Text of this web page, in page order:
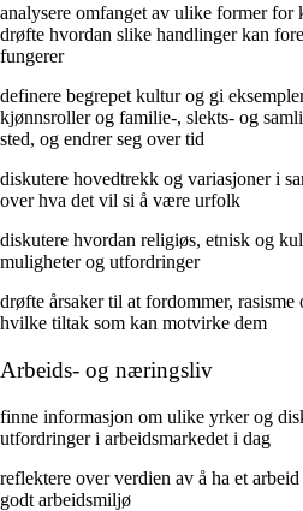
analysere omfanget av ulike former
drøfte hvordan slike handlinger kan
fungerer
definere begrepet kultur og gi
kjønnsroller og familie-, slekts- og
sted, og endrer seg over tid
diskutere hovedtrekk og variasjoner i
over hva det vil si å være urfolk
diskutere hvordan religiøs, etnisk og
muligheter og utfordringer
drøfte årsaker til at fordommer,
hvilke tiltak som kan motvirke dem
Arbeids- og næringsliv
finne informasjon om ulike yrker og
utfordringer i arbeidsmarkedet i dag
reflektere over verdien av å ha et
godt arbeidsmiljø